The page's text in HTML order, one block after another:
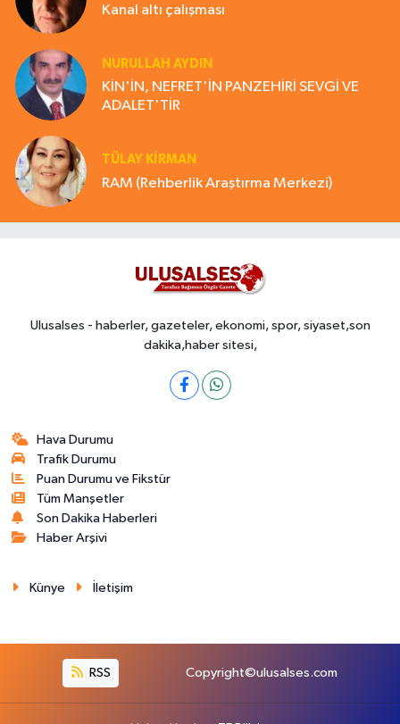
Kanal altı çalışması
NURULLAH AYDIN
KİN'İN, NEFRET'İN PANZEHİRİ SEVGİ VE
ADALET'TİR
TÜLAY KİRMAN
RAM (Rehberlik Araştırma Merkezi)
Ulusalses - haberler, gazeteler, ekonomi, spor, siyaset,son
dakika,haber sitesi,
Hava Durumu
Trafik Durumu
Puan Durumu ve Fikstür
Tüm Manşetler
Son Dakika Haberleri
Haber Arşivi
Künye İletişim
RSS Copyright©ulusalses.com